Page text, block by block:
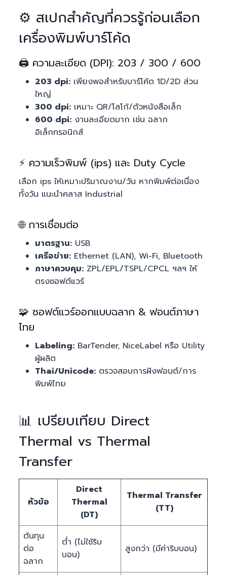
⚙️ สเปกสำคัญที่ควรรู้ก่อนเลือก
เครื่องพิมพ์บาร์โค้ด
🖨️ ความละเอียด (DPI): 203 / 300 / 600
203 dpi: เพียงพอสำหรับบาร์โค้ด 1D/2D ส่วน
ใหญ่
300 dpi: เหมาะ QR/โลโก้/ตัวหนังสือเล็ก
600 dpi: งานละเอียดมาก เช่น ฉลาก
อิเล็กทรอนิกส์
⚡ ความเร็วพิมพ์ (ips) และ Duty Cycle
เลือก ips ให้เหมาะปริมาณงาน/วัน หากพิมพ์ต่อเนื่อง
ทั้งวัน แนะนำคลาส Industrial
🌐 การเชื่อมต่อ
มาตรฐาน: USB
เครือข่าย: Ethernet (LAN), Wi-Fi, Bluetooth
ภาษาควบคุม: ZPL/EPL/TSPL/CPCL ฯลฯ ให้
ตรงซอฟต์แวร์
🧩 ซอฟต์แวร์ออกแบบฉลาก & ฟอนต์ภาษา
ไทย
Labeling: BarTender, NiceLabel หรือ Utility
ผู้ผลิต
Thai/Unicode: ตรวจสอบการฝังฟอนต์/การ
พิมพ์ไทย
📊 เปรียบเทียบ Direct
Thermal vs Thermal
Transfer
หัวข้อ
Direct
Thermal
(DT)
Thermal Transfer
(TT)
ต้นทุน
ต่อ
ฉลาก
ต่ำ (ไม่ใช้ริบ
บอน)
สูงกว่า (มีค่าริบบอน)